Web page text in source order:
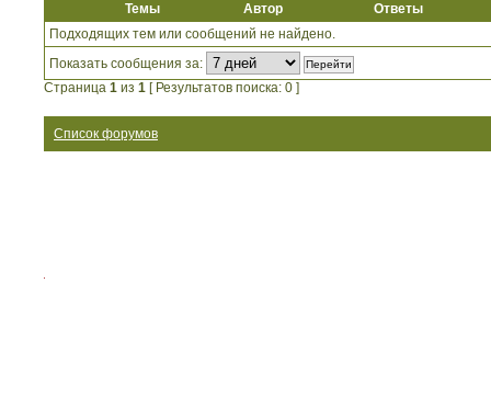
Темы Автор
Ответы
Подходящих тем или сообщений не найдено.
Показать сообщения за:
Страница 1 из 1 [ Результатов поиска: 0 ]
Список форумов